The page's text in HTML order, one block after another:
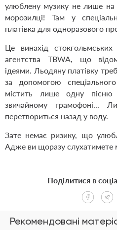
улюблену музику не лише на
морозилці! Там у
платівка для одноразового
Це винахід
агентства TBWA, що
ідеями. Льодяну платівку
за допомогою
містить лише одну
звичайному грамофоні...
перетвориться назад у воду.
Зате немає ризику, що
Адже ви щоразу слухатимете
Рекомендовані
Поділитися в